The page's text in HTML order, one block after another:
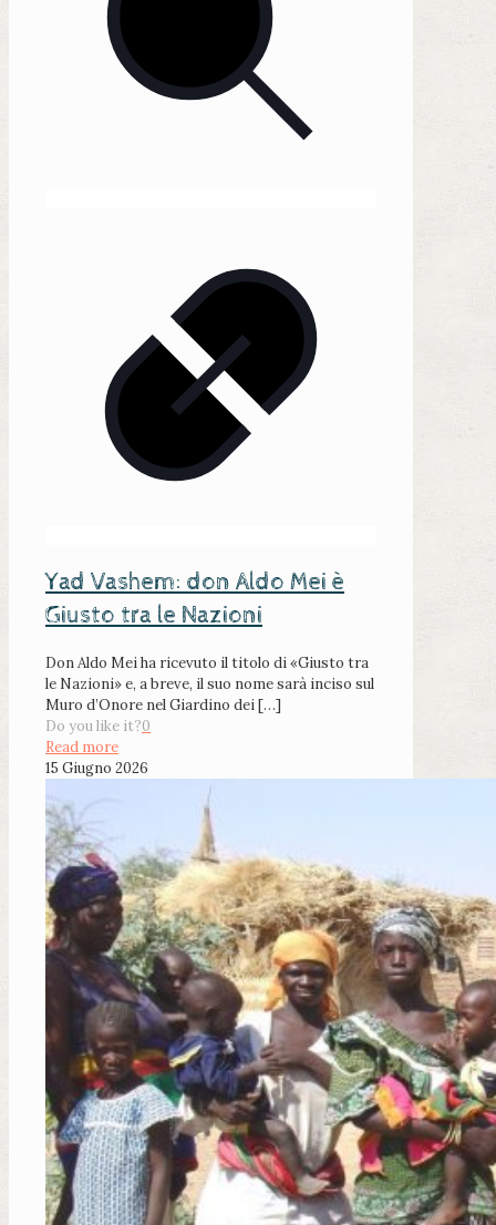
Yad Vashem: don Aldo Mei è
Giusto tra le Nazioni
Don Aldo Mei ha ricevuto il titolo di «Giusto tra
le Nazioni» e, a breve, il suo nome sarà inciso sul
Muro d’Onore nel Giardino dei[…]
Do you like it?0
Read more
15 Giugno 2026